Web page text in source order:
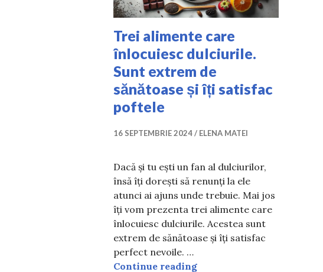
Trei alimente care
înlocuiesc dulciurile.
Sunt extrem de
sănătoase și îți satisfac
poftele
16 SEPTEMBRIE 2024 ELENA MATEI
Dacă și tu ești un fan al dulciurilor,
însă îți dorești să renunți la ele
atunci ai ajuns unde trebuie. Mai jos
îți vom prezenta trei alimente care
înlocuiesc dulciurile. Acestea sunt
extrem de sănătoase și îți satisfac
perfect nevoile. …
Continue readingTrei alimente care